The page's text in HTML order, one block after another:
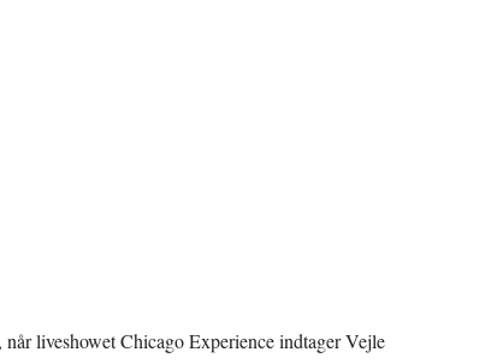
liveshowet Chicago Experience indtager Vejle